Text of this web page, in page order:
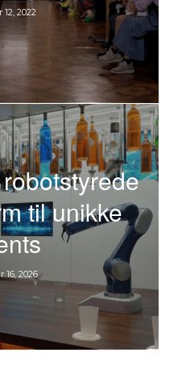
12, 2022
til unikke
16, 2026